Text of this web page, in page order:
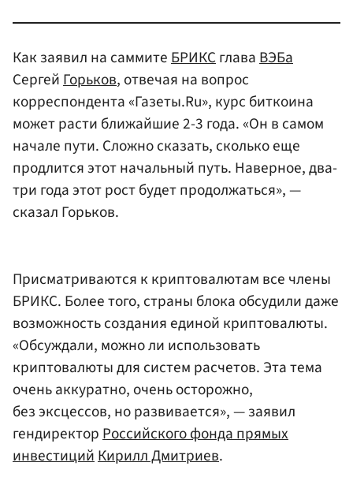
Как заявил на саммитеБРИКСглаваВЭБа
СергейГорьков, отвечая на вопрос
корреспондента «Газеты.Ru», курс биткоина
может расти ближайшие 2-3 года. «Он в самом
начале пути. Сложно сказать, сколько еще
продлится этот начальный путь. Наверное, два-
три года этот рост будет продолжаться», —
сказал Горьков.
Присматриваются к криптовалютам все члены
БРИКС. Более того, страны блока обсудили даже
возможность создания единой криптовалюты.
«Обсуждали, можно ли использовать
криптовалюты для систем расчетов. Эта тема
очень аккуратно, очень осторожно,
без эксцессов, но развивается», — заявил
гендиректорРоссийского фонда прямых
инвестицийКирилл Дмитриев.